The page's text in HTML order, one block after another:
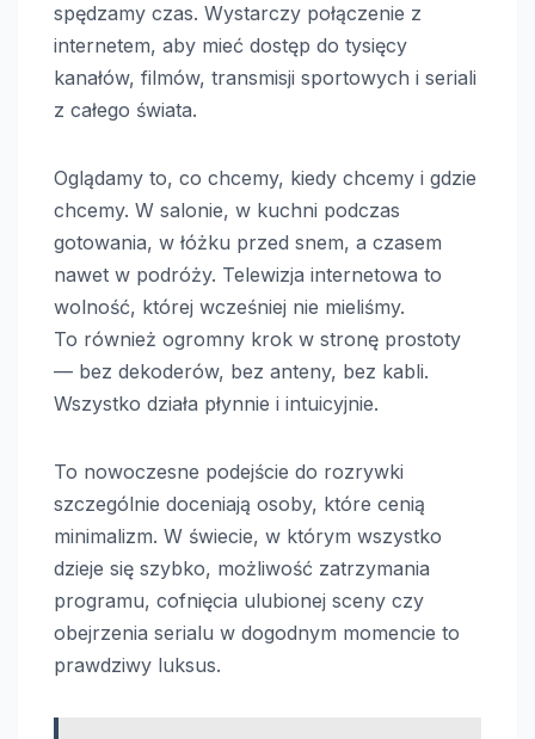
spędzamy czas. Wystarczy połączenie z
internetem, aby mieć dostęp do tysięcy
kanałów, filmów, transmisji sportowych i seriali
z całego świata.
Oglądamy to, co chcemy, kiedy chcemy i gdzie
chcemy. W salonie, w kuchni podczas
gotowania, w łóżku przed snem, a czasem
nawet w podróży. Telewizja internetowa to
wolność, której wcześniej nie mieliśmy.
To również ogromny krok w stronę prostoty
— bez dekoderów, bez anteny, bez kabli.
Wszystko działa płynnie i intuicyjnie.
To nowoczesne podejście do rozrywki
szczególnie doceniają osoby, które cenią
minimalizm. W świecie, w którym wszystko
dzieje się szybko, możliwość zatrzymania
programu, cofnięcia ulubionej sceny czy
obejrzenia serialu w dogodnym momencie to
prawdziwy luksus.